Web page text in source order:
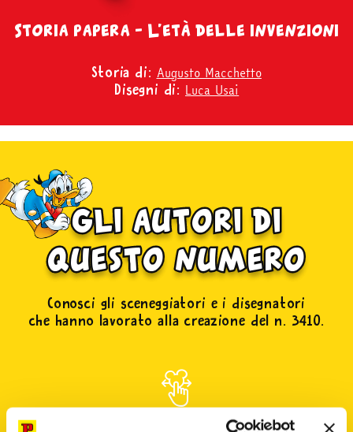
Storia papera – L’età delle invenzioni
Storia di: Augusto Macchetto
Disegni di: Luca Usai
gli autori di
questo numero
Conosci gli sceneggiatori e i disegnatori
che hanno lavorato alla creazione del n. 3410.